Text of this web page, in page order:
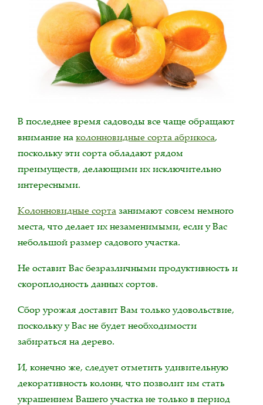
В последнее время садоводы все чаще обращают
внимание наколонновидные сорта абрикоса,
поскольку эти сорта обладают рядом
преимуществ, делающими их исключительно
интересными.
Колонновидные сортазанимают совсем немного
места, что делает их незаменимыми, если у Вас
небольшой размер садового участка.
Не оставит Вас безразличными продуктивность и
скороплодность данных сортов.
Сбор урожая доставит Вам только удовольствие,
поскольку у Вас не будет необходимости
забираться на дерево.
И, конечно же, следует отметить удивительную
декоративность колонн, что позволит им стать
украшением Вашего участка не только в период